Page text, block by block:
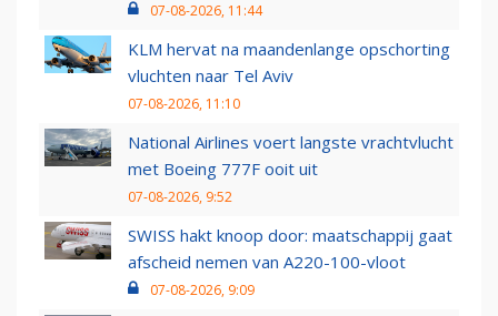
07-08-2026, 11:44
KLM hervat na maandenlange opschorting
vluchten naar Tel Aviv
07-08-2026, 11:10
National Airlines voert langste vrachtvlucht
met Boeing 777F ooit uit
07-08-2026, 9:52
SWISS hakt knoop door: maatschappij gaat
afscheid nemen van A220-100-vloot
07-08-2026, 9:09